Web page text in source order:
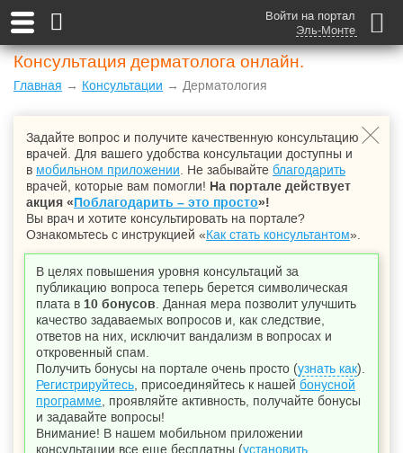
Войти на портал
Эль-Монте
Консультация дерматолога онлайн.
Главная → Консультации → Дерматология
Задайте вопрос и получите качественную консультацию
врачей. Для вашего удобства консультации доступны и
в мобильном приложении . Не забывайте благодарить
врачей, которые вам помогли! На портале действует
акция «Поблагодарить – это просто»!
Вы врач и хотите консультировать на портале?
Ознакомьтесь с инструкцией «Как стать консультантом».
В целях повышения уровня консультаций за
публикацию вопроса теперь берется символическая
плата в 10 бонусов . Данная мера позволит улучшить
качество задаваемых вопросов и, как следствие,
ответов на них, исключит вандализм в вопросах и
откровенный спам.
Получить бонусы на портале очень просто (узнать как).
Регистрируйтесь , присоединяйтесь к нашей бонусной
программе , проявляйте активность, получайте бонусы
и задавайте вопросы!
Внимание! В нашем мобильном приложении
консультации все еще бесплатны (установить